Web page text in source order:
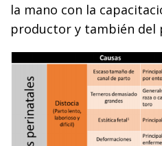
la mano con la
productor y también del